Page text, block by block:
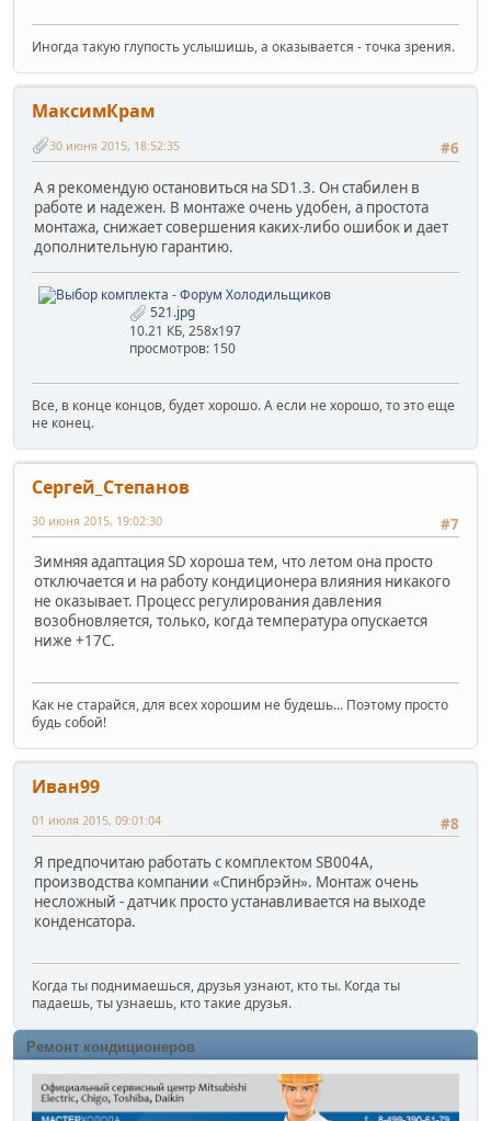
Иногда такую глупость услышишь, а оказывается - точка зрения.
МаксимКрам
#6
30 июня 2015, 18:52:35
А я рекомендую остановиться на SD1.3. Он стабилен в
работе и надежен. В монтаже очень удобен, а простота
монтажа, снижает совершения каких-либо ошибок и дает
дополнительную гарантию.
521.jpg
10.21 КБ, 258x197
просмотров: 150
Все, в конце концов, будет хорошо. А если не хорошо, то это еще
не конец.
Сергей_Степанов
#7
30 июня 2015, 19:02:30
Зимняя адаптация SD хороша тем, что летом она просто
отключается и на работу кондиционера влияния никакого
не оказывает. Процесс регулирования давления
возобновляется, только, когда температура опускается
ниже +17С.
Как не старайся, для всех хорошим не будешь... Поэтому просто
будь собой!
Иван99
#8
01 июля 2015, 09:01:04
Я предпочитаю работать с комплектом SB004A,
производства компании «Спинбрэйн». Монтаж очень
несложный - датчик просто устанавливается на выходе
конденсатора.
Когда ты поднимаешься, друзья узнaют, кто ты. Когда ты
падaешь, ты узнаешь, ктo такие друзья.
Ремонт кондиционеров